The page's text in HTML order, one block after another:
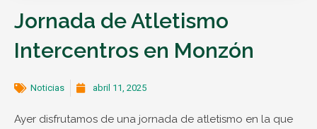
Jornada de Atletismo
Intercentros en Monzón
Noticias abril 11, 2025
Ayer disfrutamos de una jornada de atletismo en la que